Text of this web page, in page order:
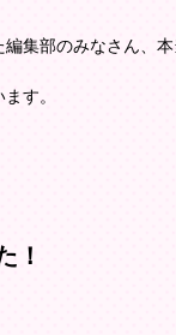
集部のみなさん、
す。
！